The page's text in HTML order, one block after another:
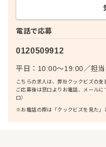
電話で応募
0120509912
平日：10:00〜19:00／担当
こちらの求人は、弊社クックビズの支
ご応募後は窓口よりお電話、メール
口）
※お電話の際は「クックビズを見た」